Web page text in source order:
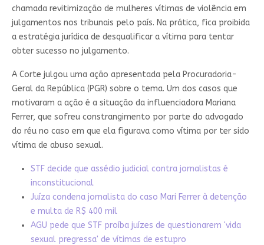
chamada revitimização de mulheres vítimas de violência em
julgamentos nos tribunais pelo país. Na prática, fica proibida
a estratégia jurídica de desqualificar a vítima para tentar
obter sucesso no julgamento.
A Corte julgou uma ação apresentada pela Procuradoria-
Geral da República (PGR) sobre o tema. Um dos casos que
motivaram a ação é a situação da influenciadora Mariana
Ferrer, que sofreu constrangimento por parte do advogado
do réu no caso em que ela figurava como vítima por ter sido
vítima de abuso sexual.
STF decide que assédio judicial contra jornalistas é
inconstitucional
Juíza condena jornalista do caso Mari Ferrer à detenção
e multa de R$ 400 mil
AGU pede que STF proíba juízes de questionarem 'vida
sexual pregressa' de vítimas de estupro